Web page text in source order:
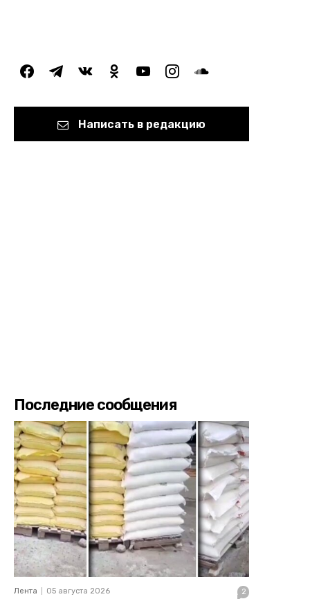
facebooktelegramvkontakteodnoklassniki
youtubeinstagramsoundcloud
Написать в редакцию
Последние сообщения
Лента 05 августа 2026 2